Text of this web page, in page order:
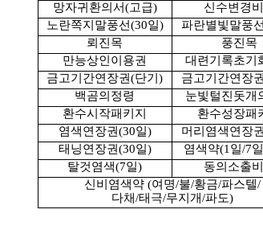
망자귀환의서(고급) 신수변경
노란쪽지말풍선(30일) 파란별빛말풍선
뢰진목
풍진목
만능상인이용권
대련기록초기
금고기간연장권(단기) 금고기간연장
백곰의정령
눈빛털진돗개
환수시작패키지
환수성장패
염색연장권(30일) 머리염색연장권
태닝연장권(30일) 염색약(1 일/7일
탈것염색(7일) 동의소출
신비염색약 (여명/불/황금/파스텔/
다채/태극/무지개/파도)